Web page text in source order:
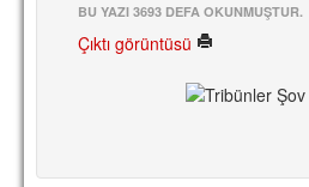
FOTOĞRAF & VİDEOLAR
BU YAZI 3693 DEFA OKUNMUŞTUR.
Çıktı görüntüsü